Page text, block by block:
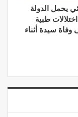
يحمل الدولة
طبية
وفاة سيدة أثناء